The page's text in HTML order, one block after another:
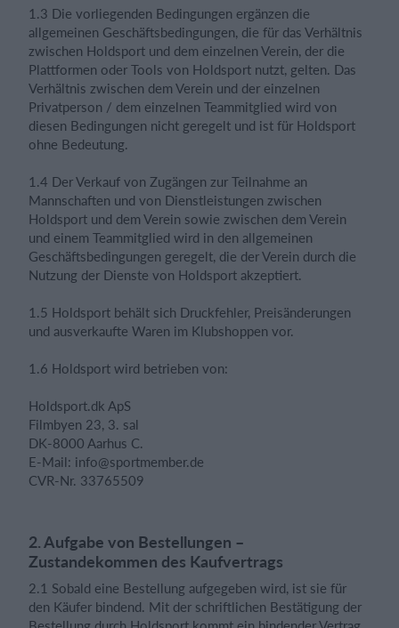
1.3 Die vorliegenden Bedingungen ergänzen die
allgemeinen Geschäftsbedingungen, die für das Verhältnis
zwischen Holdsport und dem einzelnen Verein, der die
Plattformen oder Tools von Holdsport nutzt, gelten. Das
Verhältnis zwischen dem Verein und der einzelnen
Privatperson / dem einzelnen Teammitglied wird von
diesen Bedingungen nicht geregelt und ist für Holdsport
ohne Bedeutung.
1.4 Der Verkauf von Zugängen zur Teilnahme an
Mannschaften und von Dienstleistungen zwischen
Holdsport und dem Verein sowie zwischen dem Verein
und einem Teammitglied wird in den allgemeinen
Geschäftsbedingungen geregelt, die der Verein durch die
Nutzung der Dienste von Holdsport akzeptiert.
1.5 Holdsport behält sich Druckfehler, Preisänderungen
und ausverkaufte Waren im Klubshoppen vor.
1.6 Holdsport wird betrieben von:
Holdsport.dk ApS
Filmbyen 23, 3. sal
DK-8000 Aarhus C.
E-Mail: info@sportmember.de
CVR-Nr. 33765509
2. Aufgabe von Bestellungen –
Zustandekommen des Kaufvertrags
2.1 Sobald eine Bestellung aufgegeben wird, ist sie für
den Käufer bindend. Mit der schriftlichen Bestätigung der